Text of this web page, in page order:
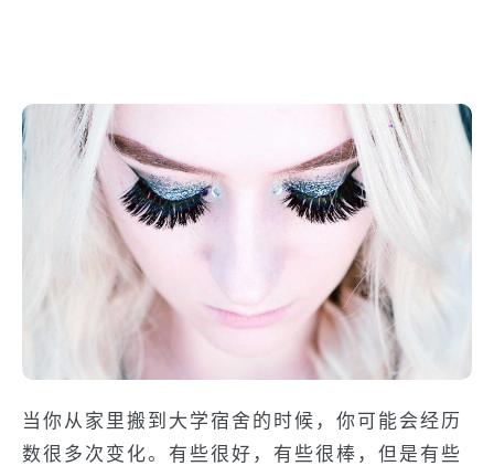
当你从家里搬到大学宿舍的时候，你可能会经历
数很多次变化。有些很好，有些很棒，但是有些